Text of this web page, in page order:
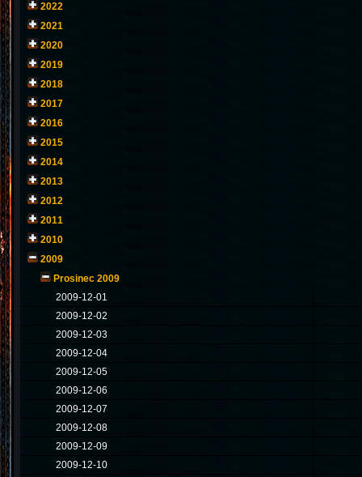
2022
2021
2020
2019
2018
2017
2016
2015
2014
2013
2012
2011
2010
2009
Prosinec 2009
2009-12-01
2009-12-02
2009-12-03
2009-12-04
2009-12-05
2009-12-06
2009-12-07
2009-12-08
2009-12-09
2009-12-10